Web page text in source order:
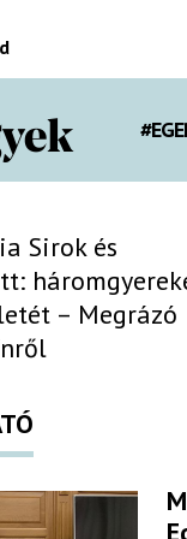
Sirok és
– Megrázó